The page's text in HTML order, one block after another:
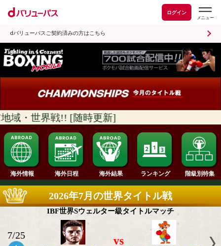
ログイン
dバリューパスご契約済みの方はこちら
・世界戦!! [随時更新]
海外日程 海外結果 ランキング
2026年7月の世界タイトル戦